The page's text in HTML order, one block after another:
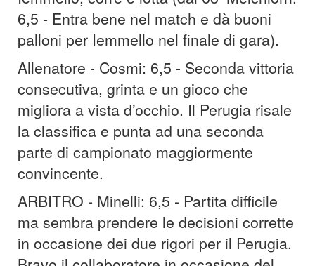
6,5 - Entra bene nel match e dà buoni
palloni per Iemmello nel finale di gara).
Allenatore - Cosmi: 6,5 - Seconda vittoria
consecutiva, grinta e un gioco che
migliora a vista d’occhio. Il Perugia risale
la classifica e punta ad una seconda
parte di campionato maggiormente
convincente.
ARBITRO - Minelli: 6,5 - Partita difficile
ma sembra prendere le decisioni corrette
in occasione dei due rigori per il Perugia.